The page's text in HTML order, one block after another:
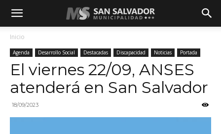
Inicio
Agenda Desarrollo Social Destacadas Discapacidad Noticias Portada
El viernes 22/09, ANSES
atenderá en San Salvador
18/09/2023